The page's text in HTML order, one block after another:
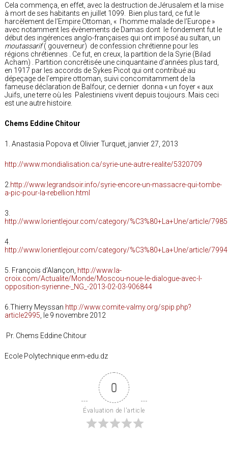
Cela commença, en effet, avec la destruction de Jérusalem et la mise
à mort de ses habitants en juillet 1099. Bien plus tard, ce fut le
harcèlement de l’Empire Ottoman, « l’homme malade de l’Europe »
avec notamment les évènements de Damas dont le fondement fut le
début des ingérences anglo-françaises qui ont imposé au sultan, un
moutassarif( gouverneur) de confession chrétienne pour les
régions chrétiennes . Ce fut, en creux, la partition de la Syrie (Bilad
Acham) . Partition concrétisée une cinquantaine d’années plus tard,
en 1917 par les accords de Sykes Picot qui ont contribué au
dépeçage de l’empire ottoman, suivi concomitamment de la
fameuse déclaration de Balfour, ce dernier donna « un foyer « aux
Juifs, une terre où les Palestiniens vivent depuis toujours. Mais ceci
est une autre histoire.
Chems Eddine Chitour
1. Anastasia Popova et Olivier Turquet, janvier 27, 2013
http://www.mondialisation.ca/syrie-une-autre-realite/5320709
2. http://www.legrandsoir.info/syrie-encore-un-massacre-qui-tombe-
a-pic-pour-la-rebellion.html
3.
http://www.lorientlejour.com/category/%C3%80+La+Une/article/
4.
http://www.lorientlejour.com/category/%C3%80+La+Une/article/
5. François d’Alançon, http://www.la-
croix.com/Actualite/Monde/Moscou-noue-le-dialogue-avec-l-
opposition-syrienne-_NG_-2013-02-03-906844
6.Thierry Meyssan http://www.comite-valmy.org/spip.php?
article2995 , le 9 novembre 2012
Pr. Chems Eddine Chitour
Ecole Polytechnique enm-edu.dz
0
Évaluation de l'article